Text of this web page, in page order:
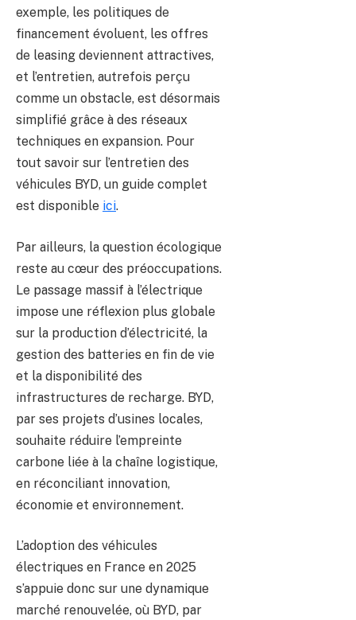
exemple, les politiques de
financement évoluent, les offres
de leasing deviennent attractives,
et l’entretien, autrefois perçu
comme un obstacle, est désormais
simplifié grâce à des réseaux
techniques en expansion. Pour
tout savoir sur l’entretien des
véhicules BYD, un guide complet
est disponible ici.
Par ailleurs, la question écologique
reste au cœur des préoccupations.
Le passage massif à l’électrique
impose une réflexion plus globale
sur la production d’électricité, la
gestion des batteries en fin de vie
et la disponibilité des
infrastructures de recharge. BYD,
par ses projets d’usines locales,
souhaite réduire l’empreinte
carbone liée à la chaîne logistique,
en réconciliant innovation,
économie et environnement.
L’adoption des véhicules
électriques en France en 2025
s’appuie donc sur une dynamique
marché renouvelée, où BYD, par